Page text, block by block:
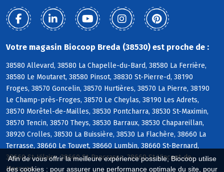
Afin de vous offrir la meilleure expérience possible, Biocoop utilise
des cookies : pour assurer une performance optimale du site, pour
Votre magasin Biocoop Breda (38530) est proche de :
38580 Allevard, 38580 La Chapelle-du-Bard, 38580 La Ferrière,
38580 Le Moutaret, 38580 Pinsot, 38830 St-Pierre-d, 38190
Froges, 38570 Goncelin, 38570 Hurtières, 38570 La Pierre, 38190
Le Champ-près-Froges, 38570 Le Cheylas, 38190 Les Adrets,
38570 Morêtel-de-Mailles, 38530 Pontcharra, 38530 St-Maximin,
38570 Tencin, 38570 Theys, 38530 Barraux, 38530 Chapareillan,
38920 Crolles, 38530 La Buissière, 38530 La Flachère, 38660 La
Terrasse, 38660 Le Touvet, 38660 Lumbin, 38660 St-Bernard,
38660 St-Hilaire, 38660 St-Pancrasse, 38660 St-Vincent-de-
Mercuze